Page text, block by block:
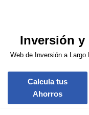
contenido
Inversión y
Web de Inversión a
Calcula tus
Ahorros